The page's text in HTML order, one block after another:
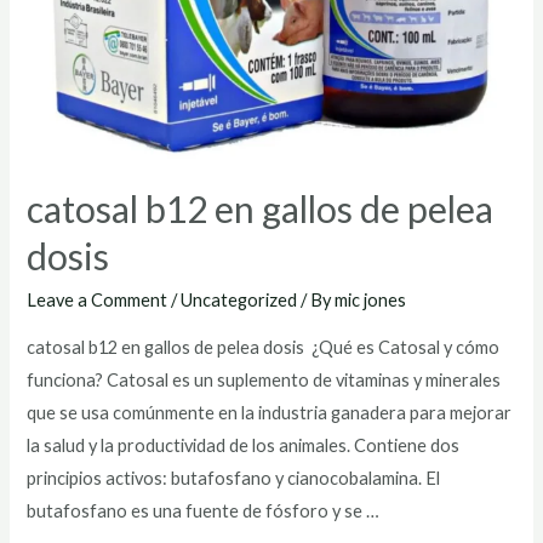
catosal b12 en gallos de pelea
dosis
Leave a Comment /Uncategorized / Bymic jones
catosal b12 en gallos de pelea dosis ¿Qué es Catosal y cómo
funciona? Catosal es un suplemento de vitaminas y minerales
que se usa comúnmente en la industria ganadera para mejorar
la salud y la productividad de los animales. Contiene dos
principios activos: butafosfano y cianocobalamina. El
butafosfano es una fuente de fósforo y se …